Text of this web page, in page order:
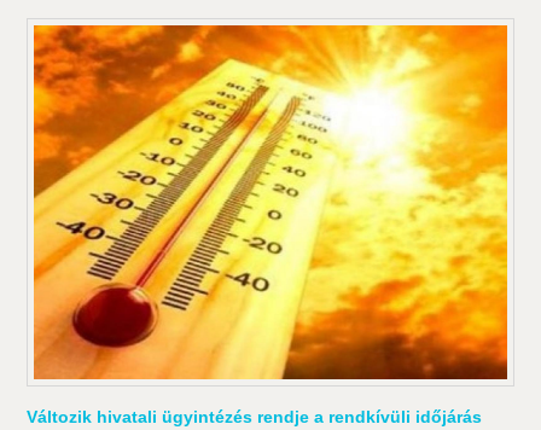
Változik hivatali ügyintézés rendje a rendkívüli időjárás